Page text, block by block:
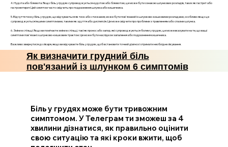
4. Нудота або блювота: Якщо біль у грудях супроводжується нудотою або блювотою, це може бути ознакою шлункових розладів, таких як гастрит або
гастроентерит. Цей симптом часто свідчить про подразнення шлунка або кишечника.
5. Відчуття тиску: Біль у грудях, що відчувається як тиск або стискання, може бути пов'язаний із шлунково-кишковими розладами, особливо якщо це
супроводжується іншими симптомами, такими як здуття або диспепсія. Це може свідчити про проблеми з травленням або спазми шлунка.
6. Зміни в стільці: Якщо ви помічаєте зміни в стільці, такі як пронос або запор, які супроводжуються болем у грудях, це може вказувати на те, що ваші
симптоми пов'язані з шлунково-кишковим трактом. Це може бути наслідком запалення або подразнення кишечника.
Важливо звернутися до лікаря, якщо ви відчуваєте біль у грудях, щоб встановити точний діагноз і отримати необхідне лікування.
Як визначити грудний біль
пов'язаний із шлунком 6 симптомів
Біль у грудях може бути тривожним
симптомом. У Телеграм ти зможеш за 4
хвилини дізнатися, як правильно оцінити
свою ситуацію та які кроки вжити, щоб